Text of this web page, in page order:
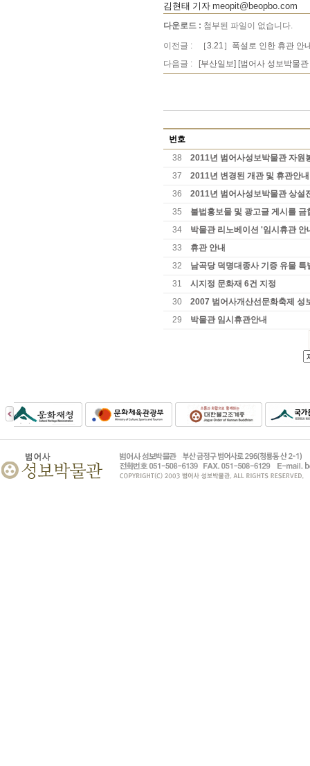
김현태 기자 meopit@beopbo.com
다운로드 : 첨부된 파일이 없습니다.
이전글 :
［3.21］폭설로 인한 휴관 안
다음글 :
[부산일보] [범어사 성보박물
번호
38
2011년 범어사성보박물관 자원
37
2011년 변경된 개관 및 휴관안내
36
2011년 범어사성보박물관 상설
35
불법홍보물 및 광고글 게시를 금
34
박물관 리노베이션 '임시휴관 안
33
휴관 안내
32
남곡당 덕명대종사 기증 유물 특
31
시지정 문화재 6건 지정
30
2007 범어사개산선문화축제 성
29
박물관 임시휴관안내